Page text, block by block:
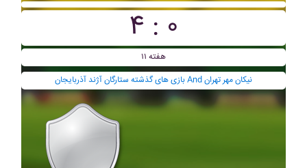
۴ : ۰
هفته ۱۱
بازی های گذشته ستارگان آژند آذربايجان And نيکان مهر تهران